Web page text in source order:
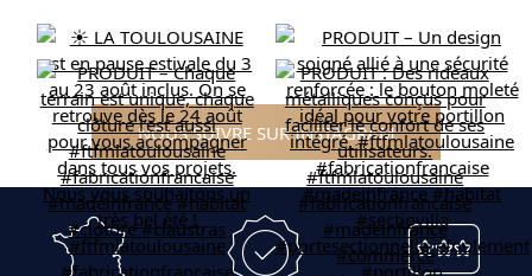
NOUS SUIVRE SUR INSTAGRAM